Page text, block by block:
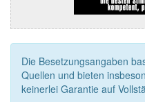
Die Besetzungsangaben
Quellen und bieten
keinerlei Garantie auf